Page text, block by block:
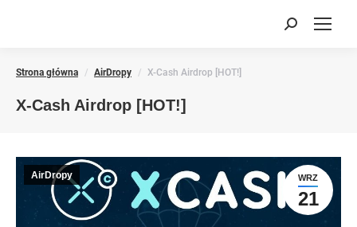
Search:
X-Cash Airdrop [HOT!]
You are here:
Strona główna AirDropy X-Cash Airdrop [HOT!]
WRZ
21
AirDropy